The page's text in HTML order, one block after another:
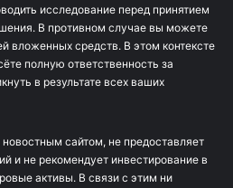
исследование перед принятием
В противном случае вы можете
вложенных средств. В этом контексте
полную ответственность за
в результате всех ваших
новостным сайтом, не предоставляет
и не рекомендует инвестирование в
активы. В связи с этим ни